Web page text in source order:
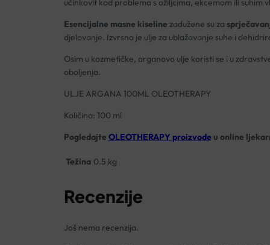
učinkovit kod problema s ožiljcima, ekcemom ili
Esencijalne masne kiseline zadužene su za
djelovanje. Izvrsno je ulje za ublažavanje suhe i
Osim u kozmetičke, arganovo ulje koristi se i u
oboljenja.
ULJE ARGANA 100ML OLEOTHERAPY
Količina: 100 ml
Pogledajte OLEOTHERAPY proizvodeu online
Težina 0.5 kg
Recenzije
Još nema recenzija.